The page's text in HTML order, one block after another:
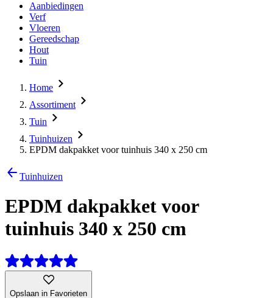
Aanbiedingen
Verf
Vloeren
Gereedschap
Hout
Tuin
Home
Assortiment
Tuin
Tuinhuizen
EPDM dakpakket voor tuinhuis 340 x 250 cm
Tuinhuizen
EPDM dakpakket voor
tuinhuis 340 x 250 cm
Opslaan in Favorieten